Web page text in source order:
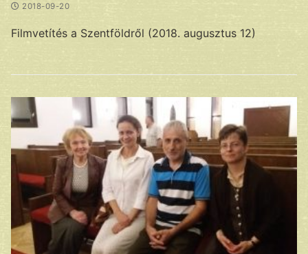
2018-09-20
Filmvetítés a Szentföldről (2018. augusztus 12)